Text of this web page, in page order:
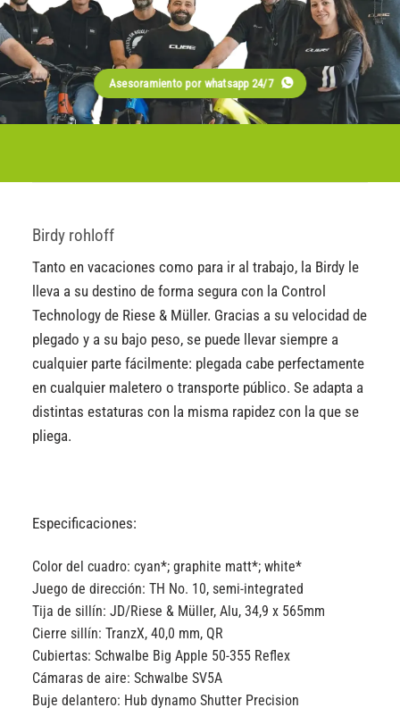
Asesoramiento por whatsapp 24/7
Birdy rohloff
Tanto en vacaciones como para ir al trabajo, la Birdy le
lleva a su destino de forma segura con la Control
Technology de Riese & Müller. Gracias a su velocidad de
plegado y a su bajo peso, se puede llevar siempre a
cualquier parte fácilmente: plegada cabe perfectamente
en cualquier maletero o transporte público. Se adapta a
distintas estaturas con la misma rapidez con la que se
pliega.
Especificaciones:
Color del cuadro:cyan*; graphite matt*; white*
Juego de dirección:TH No. 10, semi-integrated
Tija de sillín:JD/Riese & Müller, Alu, 34,9 x 565mm
Cierre sillín:TranzX, 40,0 mm, QR
Cubiertas:Schwalbe Big Apple 50-355 Reflex
Cámaras de aire:Schwalbe SV5A
Buje delantero: Hub dynamo Shutter Precision